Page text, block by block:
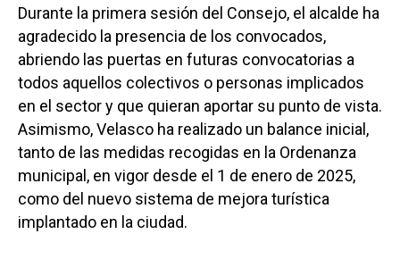
Durante la primera sesión del Consejo, el alcalde ha
agradecido la presencia de los convocados,
abriendo las puertas en futuras convocatorias a
todos aquellos colectivos o personas implicados
en el sector y que quieran aportar su punto de vista.
Asimismo, Velasco ha realizado un balance inicial,
tanto de las medidas recogidas en la Ordenanza
municipal, en vigor desde el 1 de enero de 2025,
como del nuevo sistema de mejora turística
implantado en la ciudad.